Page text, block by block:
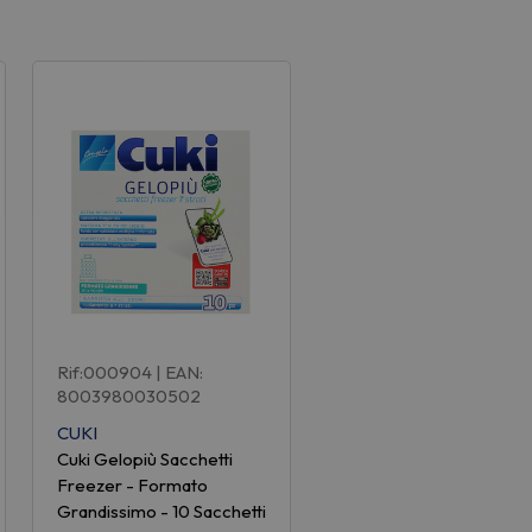
Rif:000904 | EAN:
8003980030502
CUKI
Cuki Gelopiù Sacchetti
Freezer - Formato
Grandissimo - 10 Sacchetti